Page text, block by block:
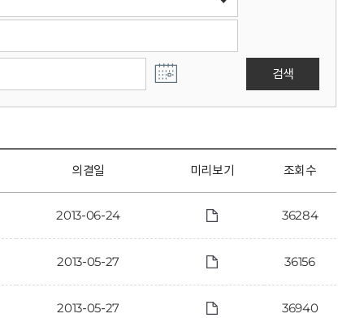
검색
의결일 미리보기 조회수
2013-06-24 36284
2013-05-27 36156
2013-05-27 36940